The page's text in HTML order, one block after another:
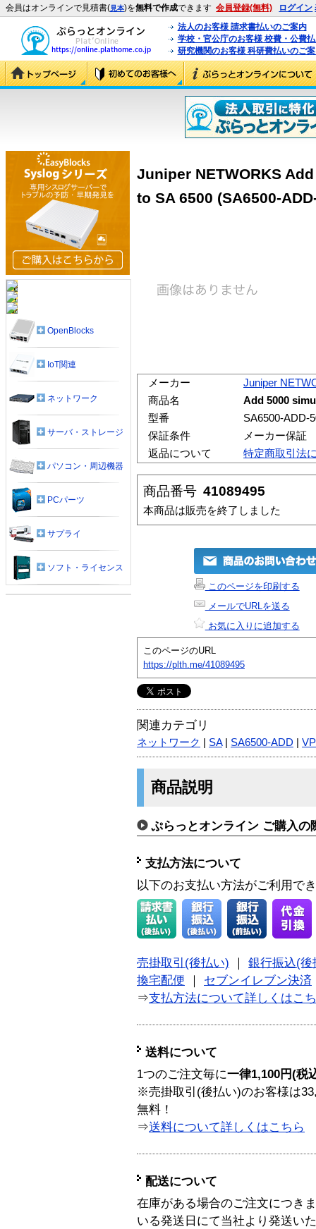
会員はオンラインで見積書(見本)を無料で作成できます 会員登録(無料) ログイン
法人のお客様 請求書払いのご案内
学校・官公庁のお客様 校費・公費
研究機関のお客様 科研費払いのご
Juniper NETWORKS
to SA 6500 (SA6500-
メーカー
Juniper
商品名
Add 5000
型番
SA6500-ADD-
保証条件
メーカー保証
返品について
特定商取引法
商品番号 41089495
本商品は販売を終了しました
このページを印刷する
メールでURLを送る
お気に入りに追加する
このページのURL
https://plth.me/41089495
関連カテゴリ
ネットワーク SA| SA6500-ADD
商品説明
ぷらっとオンライン ご購入の
支払方法について
以下のお支払い方法がご利用で
売掛取引(後払い)
銀行振込(後
換宅配便
セブンイレブン決済
⇒支払方法について詳しくはこ
送料について
1つのご注文毎に一律1,100円(税
※売掛取引(後払い)のお客様は
無料！
⇒送料について詳しくはこちら
配送について
在庫がある場合のご注文につき
いる発送日にて当社より発送い
OpenBlocks
IoT関連
ネットワーク
サーバ・ストレージ
パソコン・周辺機器
PCパーツ
サプライ
ソフト・ライセンス